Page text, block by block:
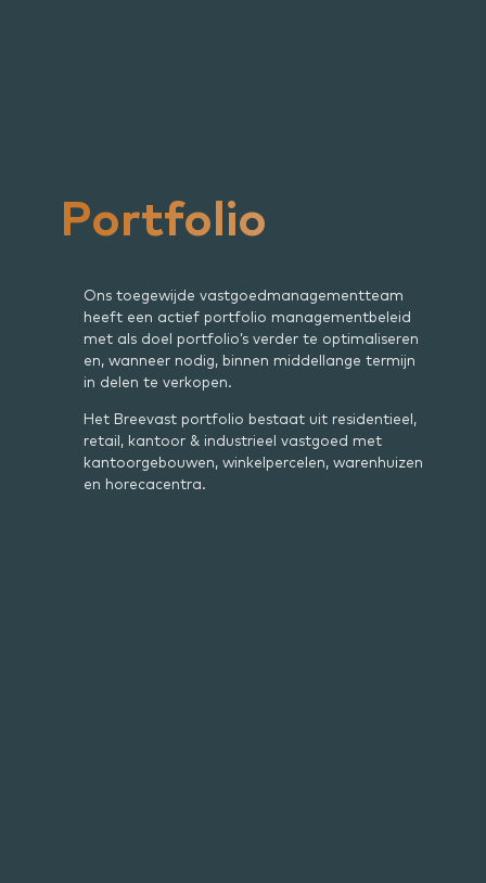
Portfolio
Ons toegewijde vastgoedmanagementteam
heeft een actief portfolio managementbeleid
met als doel portfolio’s verder te optimaliseren
en, wanneer nodig, binnen middellange termijn
in delen te verkopen.
Het Breevast portfolio bestaat uit residentieel,
retail, kantoor & industrieel vastgoed met
kantoorgebouwen, winkelpercelen, warenhuizen
en horecacentra.